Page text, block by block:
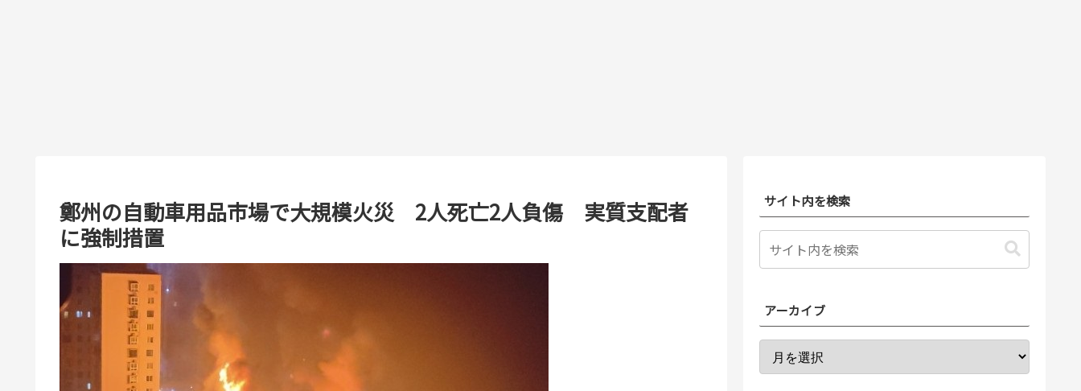
鄭州の自動車用品市場で大規模火災 2人死亡2人負傷 実質支配者
に強制措置
サイト内を検索
アーカイブ